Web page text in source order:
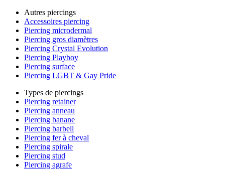
Autres piercings
Accessoires piercing
Piercing microdermal
Piercing gros diamètres
Piercing Crystal Evolution
Piercing Playboy
Piercing surface
Piercing LGBT & Gay Pride
Types de piercings
Piercing retainer
Piercing anneau
Piercing banane
Piercing barbell
Piercing fer à cheval
Piercing spirale
Piercing stud
Piercing agrafe